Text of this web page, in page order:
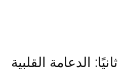
ثانيًا: الدعامة القلبية